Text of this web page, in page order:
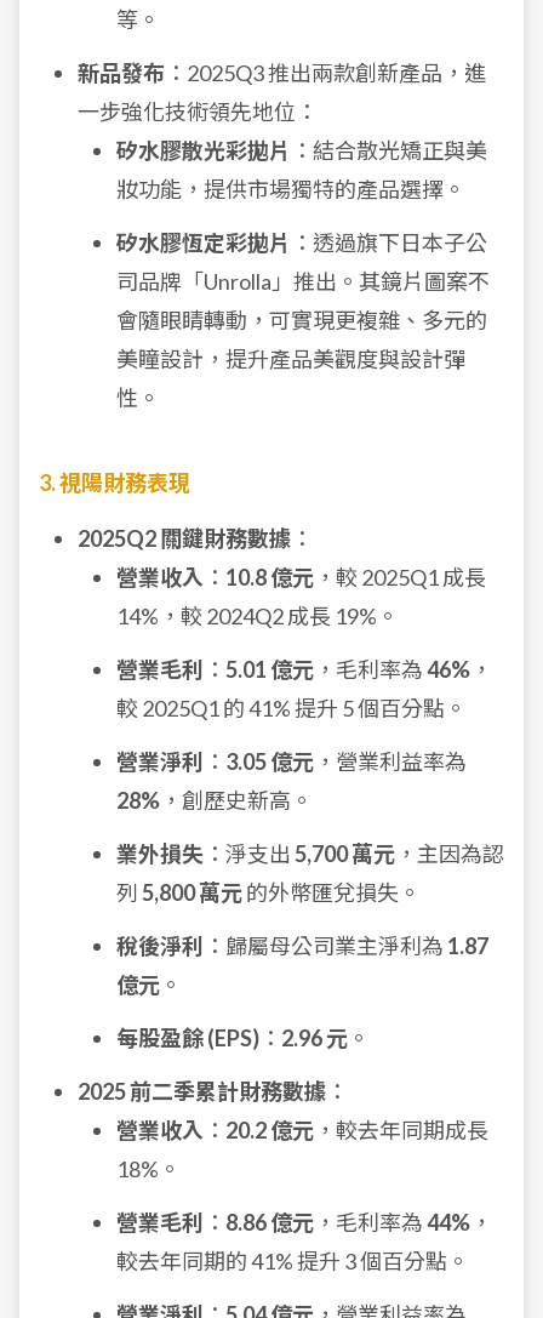
等。
新品發布 ：2025Q3 推出兩款創新產品，進
一步強化技術領先地位：
矽水膠散光彩拋片 ：結合散光矯正與美
妝功能，提供市場獨特的產品選擇。
矽水膠恆定彩拋片 ：透過旗下日本子公
司品牌「Unrolla」推出。其鏡片圖案不
會隨眼睛轉動，可實現更複雜、多元的
美瞳設計，提升產品美觀度與設計彈
性。
3. 視陽財務表現
2025Q2 關鍵財務數據 ：
營業收入 ： 10.8 億元 ，較 2025Q1 成長
14%，較 2024Q2 成長 19%。
營業毛利
： 5.01 億元 ，毛利率為46% ，
較 2025Q1 的 41% 提升 5 個百分點。
營業淨利
： 3.05 億元 ，營業利益率為
28% ，創歷史新高。
業外損失 ：淨支出 5,700 萬元 ，主因為認
列5,800 萬元的外幣匯兌損失。
稅後淨利
：歸屬母公司業主淨利為 1.87
億元 。
每股盈餘 (EPS) ： 2.96 元 。
2025 前二季累計財務數據 ：
營業收入 ： 20.2 億元 ，較去年同期成長
18%。
營業毛利
： 8.86 億元 ，毛利率為44% ，
較去年同期的 41% 提升 3 個百分點。